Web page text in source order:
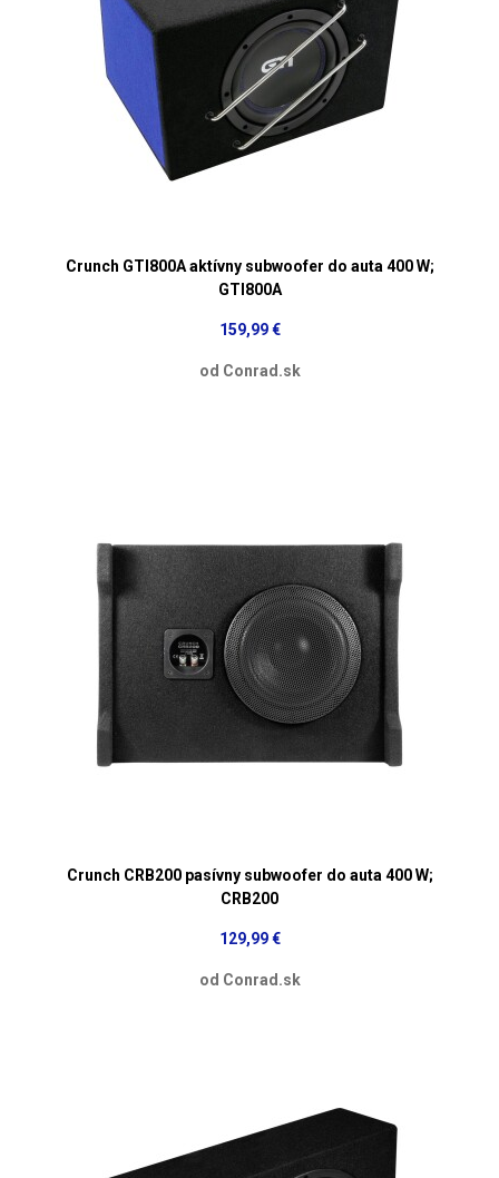
Crunch GTI800A aktívny subwoofer do auta 400 W;
GTI800A
159,99 €
od Conrad.sk
Crunch CRB200 pasívny subwoofer do auta 400 W;
CRB200
129,99 €
od Conrad.sk